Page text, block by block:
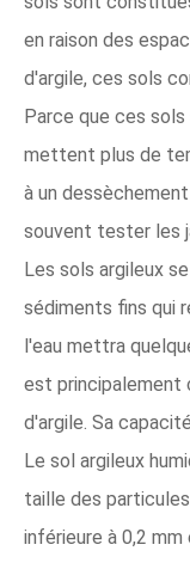
en raison des
d'argile, ces sols
Parce que ces
mettent plus de
à un
souvent tester les
Les sols argileux
sédiments fins qui
l'eau mettra
est principalement
d'argile. Sa
Le sol argileux
taille des
inférieure à 0,2